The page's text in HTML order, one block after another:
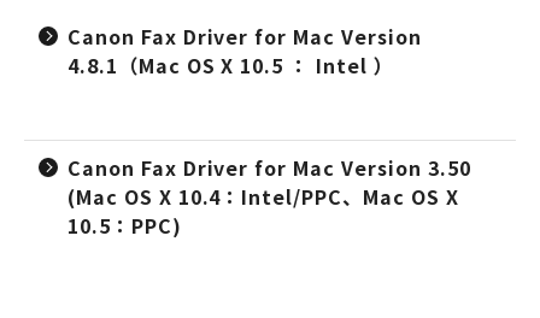
Canon Fax Driver for Mac Version
4.8.1（Mac OS X 10.5 ： Intel ）
Canon Fax Driver for Mac Version 3.50
(Mac OS X 10.4：Intel/PPC、Mac OS X
10.5：PPC)